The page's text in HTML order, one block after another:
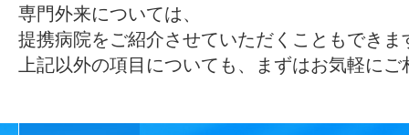
専門外来については、
提携病院をご紹介させていただくこともできま
上記以外の項目についても、まずはお気軽に